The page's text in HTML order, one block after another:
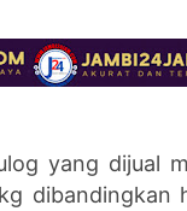
yang dijual